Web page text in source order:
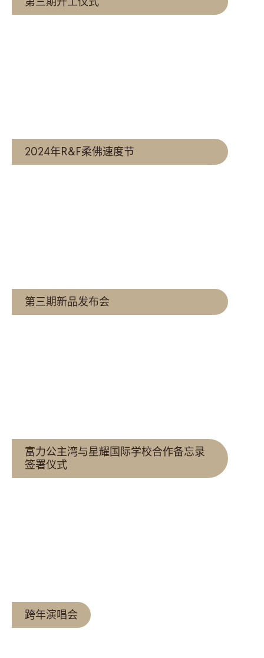
2024年R&F柔佛速度节
第三期新品发布会
富力公主湾与星耀国际学校合作备忘录
签署仪式
跨年演唱会